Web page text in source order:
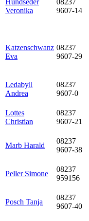
Hundseder
Veronika
08237
9607-14
Katzenschwanz
Eva
08237
9607-29
Ledabyll
Andrea
08237
9607-0
Lottes
Christian
08237
9607-21
Marb Harald
08237
9607-38
Peller Simone
08237
959156
Posch Tanja
08237
9607-40